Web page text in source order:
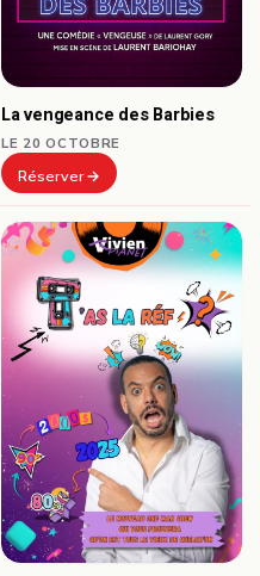
La vengeance des Barbies
LE 20 OCTOBRE
Réserver